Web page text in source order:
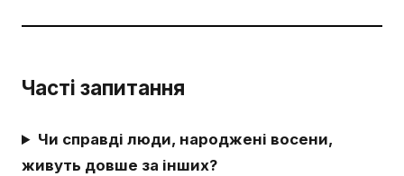
Часті запитання
Чи справді люди, народжені восени,
живуть довше за інших?